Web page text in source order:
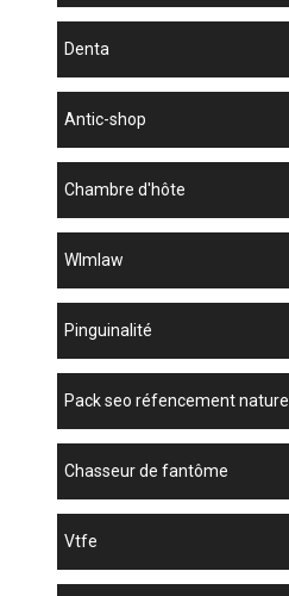
denta
antic-shop
chambre d'hôte
wlmlaw
Pinguinalité
pack seo réfencement naturel
chasseur de fantôme
vtfe